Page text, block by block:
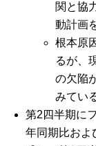
関と協
動計画
根本原
るが、
の欠陥
みてい
第2四半期に
年同期比およ